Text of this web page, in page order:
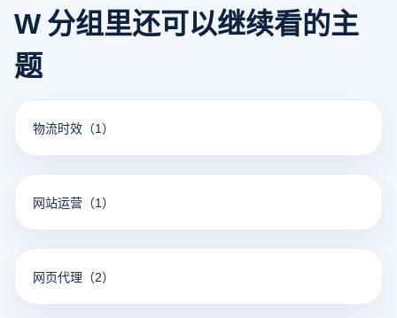
W 分组里还可以继续看的主
题
物流时效 （1）
网站运营 （1）
网页代理 （2）